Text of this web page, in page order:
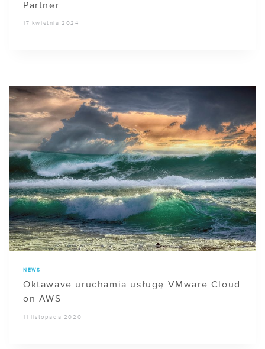
Partner
17 kwietnia 2024
NEWS
Oktawave uruchamia usługę VMware Cloud
on AWS
11 listopada 2020